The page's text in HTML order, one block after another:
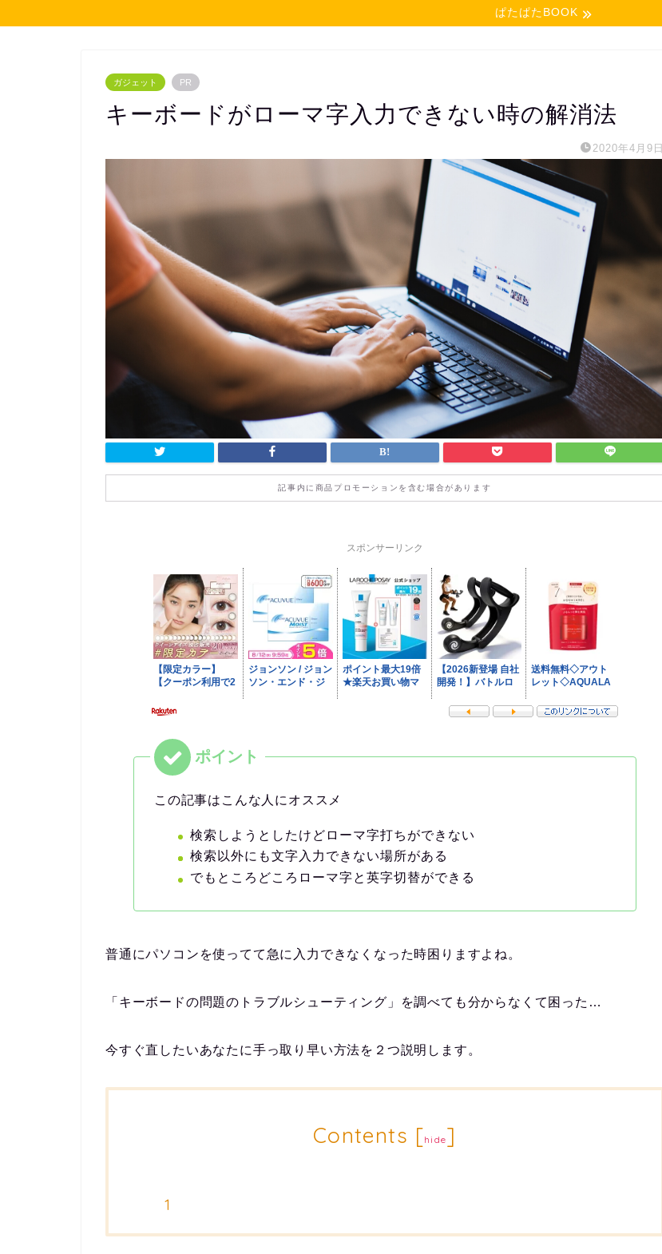
ぱたぱたBOOK
ガジェット PR
キーボードがローマ字入力できない時の解消法
2020年4月9日
記事内に商品プロモーションを含む場合があります
スポンサーリンク
この記事はこんな人にオススメ
検索しようとしたけどローマ字打ちができない
検索以外にも文字入力できない場所がある
でもところどころローマ字と英字切替ができる
普通にパソコンを使ってて急に入力できなくなった時困りますよね。
「キーボードの問題のトラブルシューティング」を調べても分からなくて困った…
今すぐ直したいあなたに手っ取り早い方法を２つ説明します。
Contents [hide]